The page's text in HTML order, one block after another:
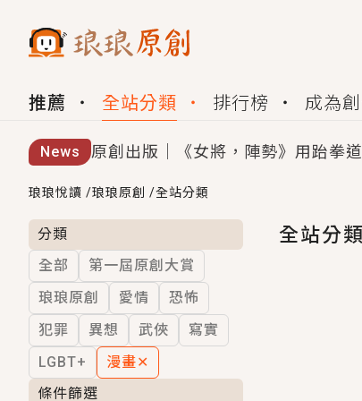
推薦 全站分類 排行榜 成為
News 原創出版｜《女將，陣勢》用跆拳
創,作家招募｜華文小說創作首選！
小編心動書單｜《離婚你提的，
GL｜《夏日與檸檬與重疊世界》炎
BL｜《費洛蒙中毒》救命！特殊
OMG你嚇到我了｜《陰陽鬼店》上
言情｜《國語推行員》每個人心中
琅琅悅讀 /琅琅原創 /全站分類
分類
全部
第一屆原創大賞
琅琅原創
愛情
恐怖
犯罪
異想 武俠
寫實
LGBT+
漫畫✕
條件篩選
全站分類